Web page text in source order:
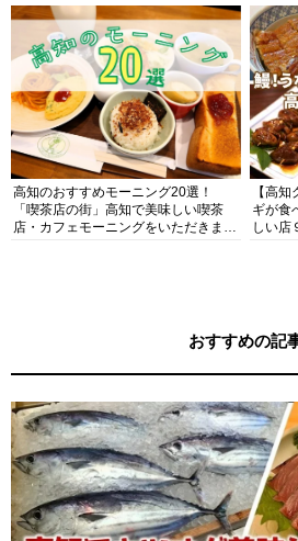
高知のおすすめモーニング20選！
「喫茶店の街」高知で美味しい喫茶
店・カフェモーニングをいただきま
【高
ギが食
しい店
おすすめの記